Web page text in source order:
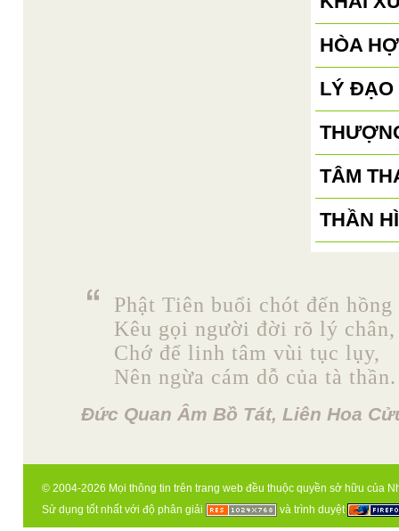
HÒA
LÝ ĐẠO
TÂM
THẦN
Phật Tiên buổi chót đến hồng
Kêu gọi người đời rõ lý chân,
Chớ để linh tâm vùi tục lụy,
Nên ngừa cám dỗ của tà thần.
Đức Quan Âm Bồ Tát, Liên Hoa
© 2004-2026 Mọi thông tin trên trang web đều thuộc quyền sở hữu của
Sử dụng tốt nhất với độ phân giải
và trình duyệt